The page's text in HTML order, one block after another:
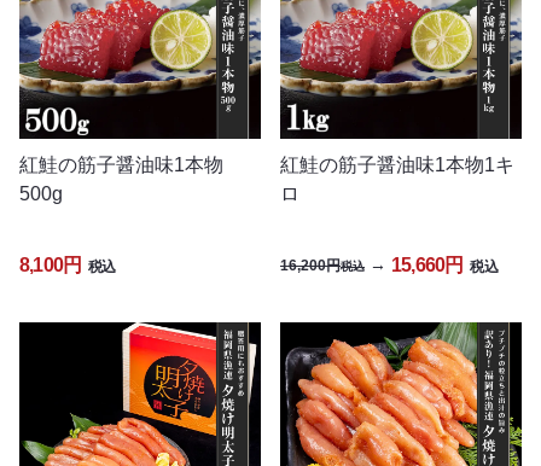
紅鮭の筋子醤油味1本物
500g
8,100円 税込
紅鮭の筋子醤油味1本物1キ
ロ
16,200円税込 → 15,660円 税込